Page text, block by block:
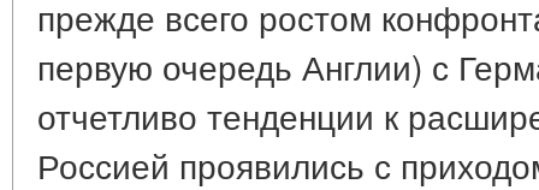
прежде всего ростом
первую очередь Англии) с
отчетливо тенденции к
Россией проявились с